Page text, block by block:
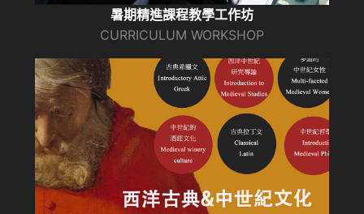
暑期精進課程教學工作坊
CURRICULUM WORKSHOP